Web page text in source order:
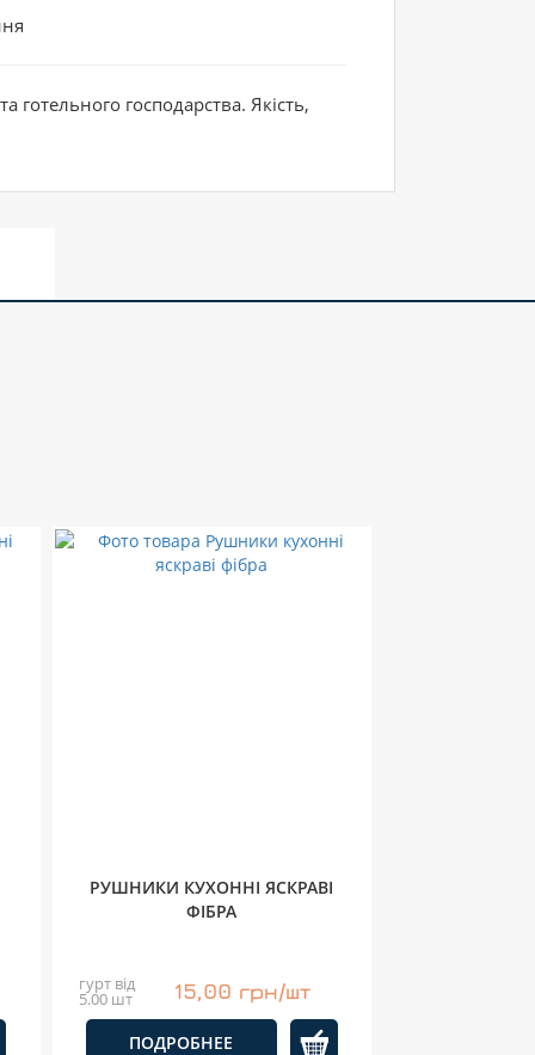
господарства. Якість,
РУШНИКИ КУХОННІ ЯСКРАВІ
ФІБРА
гурт від
5.00 шт 15,00 грн/шт
ПОДРОБНЕЕ